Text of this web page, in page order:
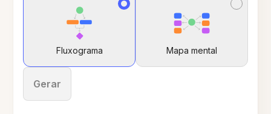
Fluxograma Mapa mental
Gerar